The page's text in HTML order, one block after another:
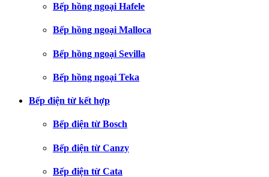
Bếp hồng ngoại Hafele
Bếp hồng ngoại Malloca
Bếp hồng ngoại Sevilla
Bếp hồng ngoại Teka
Bếp điện từ kết hợp
Bếp điện từ Bosch
Bếp điện từ Canzy
Bếp điện từ Cata